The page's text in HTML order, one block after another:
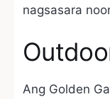
nagsasara
Ang Golden